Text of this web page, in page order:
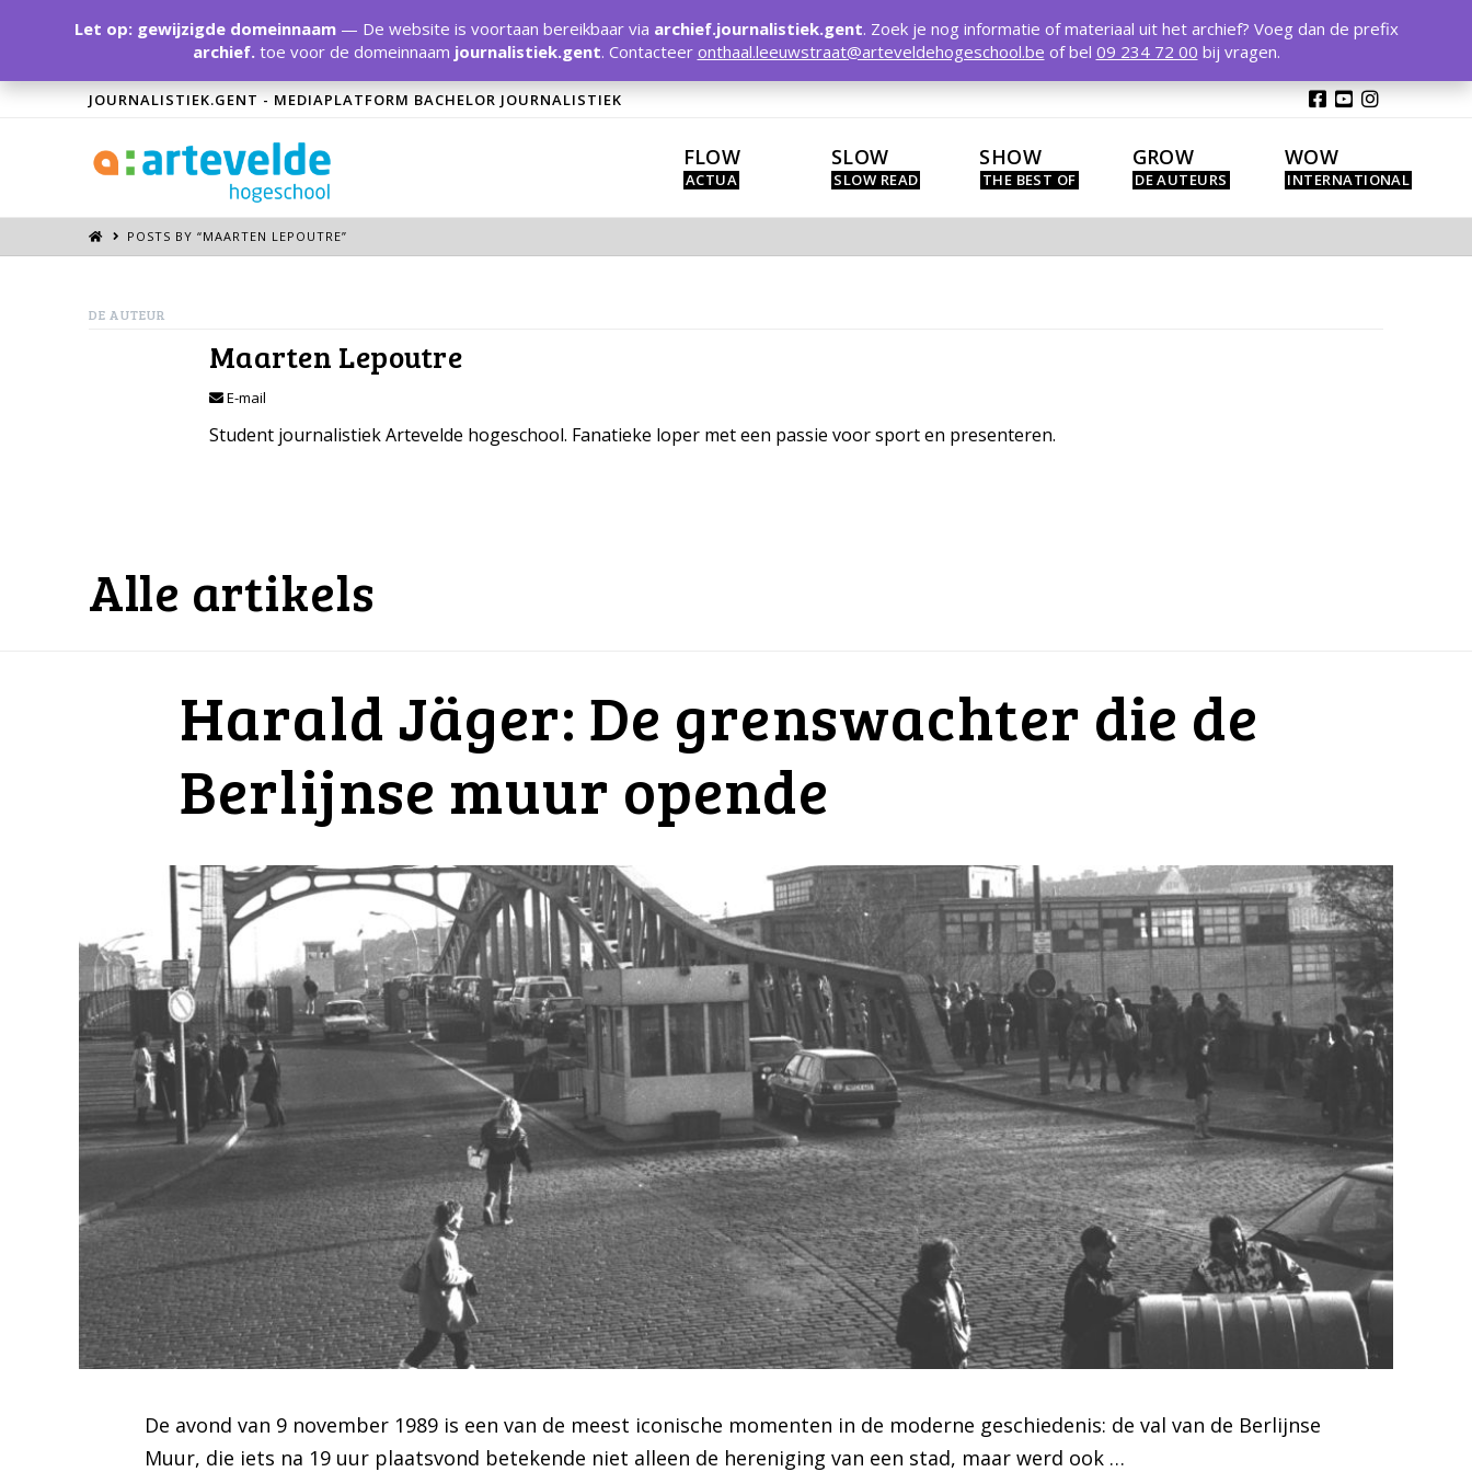
JOURNALISTIEK.GENT - MEDIAPLATFORM BACHELOR JOURNALISTIEK
FLOW SLOW SHOW GROW WOW
POSTS BY “MAARTEN LEPOUTRE”
DE AUTEUR
Maarten Lepoutre
E-mail
Student journalistiek Artevelde hogeschool. Fanatieke loper met een passie voor sport en presenteren.
Alle artikels
Harald Jäger: De grenswachter die de
Berlijnse muur opende
De avond van 9 november 1989 is een van de meest iconische momenten in de moderne geschiedenis: de val van de Berlijnse
Muur, die iets na 19 uur plaatsvond betekende niet alleen de hereniging van een stad, maar werd ook …
Let op: gewijzigde domeinnaam— De website is voortaan bereikbaar via archief.journalistiek.gent. Zoek je nog informatie of materiaal uit het archief? Voeg dan de prefix
archief.toe voor de domeinnaam journalistiek.gent. Contacteer onthaal.leeuwstraat@arteveldehogeschool.be of bel 09 234 72 00 bij vragen.